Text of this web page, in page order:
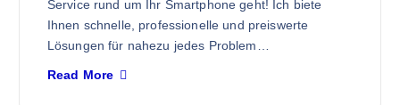
Service rund um Ihr Smartphone geht! Ich biete
Ihnen schnelle, professionelle und preiswerte
Lösungen für nahezu jedes Problem…
Read More